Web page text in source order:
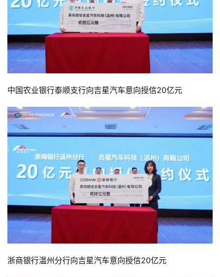
中国农业银行泰顺支行向吉星汽车意向授信20亿元
浙商银行温州分行向吉星汽车意向授信20亿元